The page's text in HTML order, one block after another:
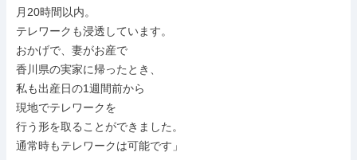
月20時間以内。
テレワークも浸透しています。
おかげで、妻がお産で
香川県の実家に帰ったとき、
私も出産日の1週間前から
現地でテレワークを
行う形を取ることができました。
通常時もテレワークは可能です」